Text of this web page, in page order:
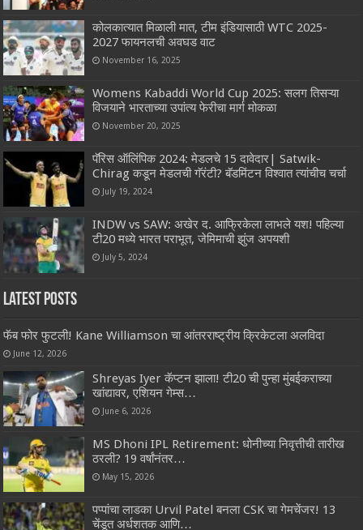
कोलकात्यात मिळाली मात, टीम इंडियासाठी WTC 2025-
2027 फायनलची अवघड वाट
November 16, 2025
Womens Kabaddi World Cup 2025: सलग तिसऱ्या
विजयाने भारताच्या उपांत्य फेरीचा मार्ग मोकळा
November 20, 2025
पॅरिस ऑलिंपिक 2024: मेडलचे 15 दावेदार| Satwik-
Chirag कडून मेडलची गॅरंटी? बॅडमिंटन विश्वात त्यांचीच चर्चा
July 19, 2024
INDW vs SAW: अखेर द. आफ्रिकेला लाभले यश! पहिल्या
टी20 मध्ये भारत पराभूत, जेमिमाची झुंज अपयशी
July 5, 2024
Latest Posts
फॅब फोर फुटली! Kane Williamson चा आंतरराष्ट्रीय क्रिकेटला अलविदा
June 12, 2026
Shreyas Iyer कॅप्टन झाला! टी20 ची पुन्हा मुंबईकराच्या
खांद्यावर, एशियन गेम्स…
June 6, 2026
MS Dhoni IPL Retirement: धोनीच्या निवृत्तीची तारीख
ठरली? 19 वर्षांनंतर…
May 15, 2026
पप्पांचा लाडका Urvil Patel बनला CSK चा गेमचेंजर! 13
चेंडूत अर्धशतक आणि…